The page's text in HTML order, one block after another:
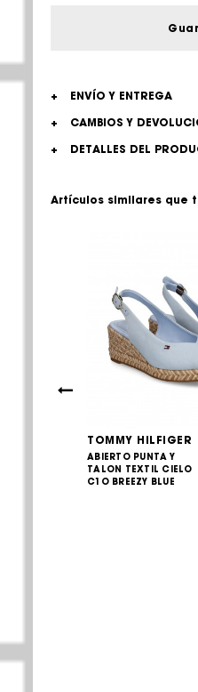
+
ENVÍO Y ENTREGA
+
CAMBIOS Y
+
DETALLES DEL
Artículos similares que
TOMMY HILFIGER
ABIERTO PUNTA Y
TALON TEXTIL CIELO
C1O BREEZY BLUE